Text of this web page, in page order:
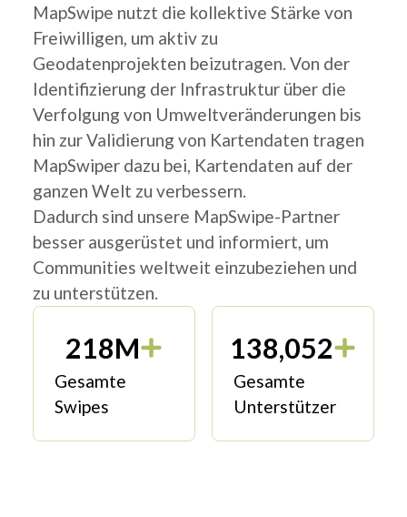
MapSwipe nutzt die kollektive Stärke von
Freiwilligen, um aktiv zu
Geodatenprojekten beizutragen. Von der
Identifizierung der Infrastruktur über die
Verfolgung von Umweltveränderungen bis
hin zur Validierung von Kartendaten tragen
MapSwiper dazu bei, Kartendaten auf der
ganzen Welt zu verbessern.
Dadurch sind unsere MapSwipe-Partner
besser ausgerüstet und informiert, um
Communities weltweit einzubeziehen und
zu unterstützen.
218M
Gesamte
Swipes
138,052
Gesamte
Unterstützer